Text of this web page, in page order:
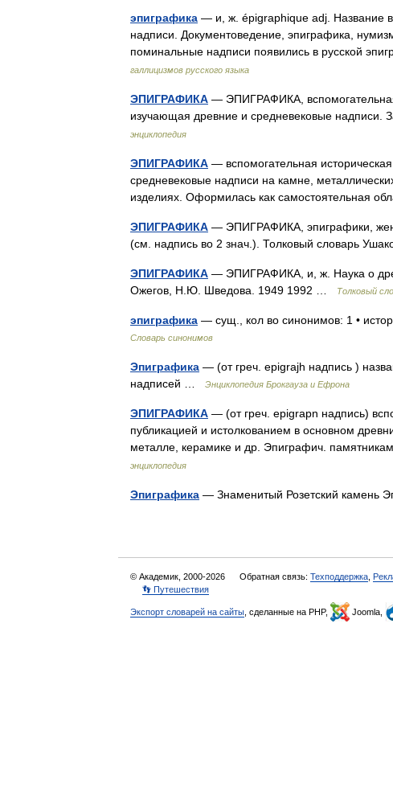
эпиграфика — и, ж. épigraphique adj. Название
надписи. Документоведение, эпиграфика,
поминальные надписи появились в русской
галлицизмов русского языка
ЭПИГРАФИКА — ЭПИГРАФИКА,
изучающая древние и средневековые надписи.
энциклопедия
ЭПИГРАФИКА — вспомогательная
средневековые надписи на камне,
изделиях. Оформилась как самостоятельная
ЭПИГРАФИКА — ЭПИГРАФИКА, эпиграфики,
(см. надпись во 2 знач.). Толковый словарь
ЭПИГРАФИКА — ЭПИГРАФИКА, и, ж. Наука о
Ожегов, Н.Ю. Шведова. 1949 1992 …
Толковый
эпиграфика — сущ., кол во синонимов: 1 •
Словарь синонимов
Эпиграфика — (от греч. epigrajh надпись )
надписей …
Энциклопедия Брокгауза и Ефрона
ЭПИГРАФИКА — (от греч. epigrapn надпись)
публикацией и истолкованием в основном
металле, керамике и др. Эпиграфич.
энциклопедия
Эпиграфика — Знаменитый Розетский камень
© Академик, 2000-2026 Обратная связь: Техподдержка
👣 Путешествия
Экспорт словарей на сайты , сделанные на PHP, Joomla,